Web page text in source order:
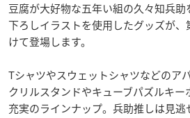
豆腐が大好物な五年い組の久々知兵
下ろしイラストを使用したグッズが
けて登場します。
Tシャツやスウェットシャツなどのア
クリルスタンドやキューブパズルキ
充実のラインナップ。兵助推しは見逃